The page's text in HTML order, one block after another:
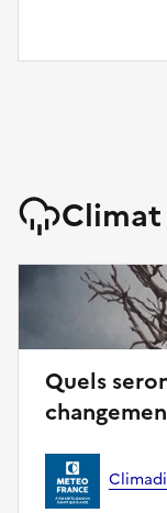
Climat
Quels